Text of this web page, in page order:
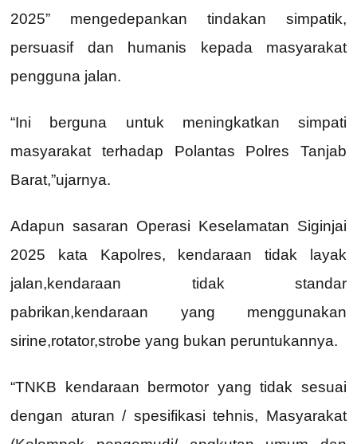
2025” mengedepankan tindakan simpatik,
persuasif dan humanis kepada masyarakat
pengguna jalan.
“Ini berguna untuk meningkatkan simpati
masyarakat terhadap Polantas Polres Tanjab
Barat,”ujarnya.
Adapun sasaran Operasi Keselamatan Siginjai
2025 kata Kapolres, kendaraan tidak layak
jalan,kendaraan tidak standar
pabrikan,kendaraan yang menggunakan
sirine,rotator,strobe yang bukan peruntukannya.
“TNKB kendaraan bermotor yang tidak sesuai
dengan aturan / spesifikasi tehnis, Masyarakat